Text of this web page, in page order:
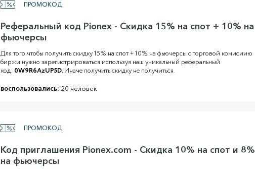
ПРОМОКОД
Реферальный код Pionex - Скидка 15% на спот + 10% на
фьючерсы
Для того чтобы получить скидку 15% на спот + 10% на фьючерсы с торговой комисиию
биржи нужно зарегистрироваться используя наш уникальный реферальный
код: 0W9R6AzUP5D.Иначе получить скидку не получиться.
воспользовались: 20 человек
ПРОМОКОД
Код приглашения Pionex.com - Скидка 10% на спот и 8%
на фьючерсы